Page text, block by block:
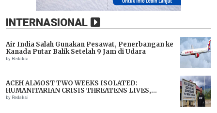
INTERNASIONAL
Air India Salah Gunakan Pesawat, Penerbangan ke
Kanada Putar Balik Setelah 9 Jam di Udara
by Redaksi
ACEH ALMOST TWO WEEKS ISOLATED:
HUMANITARIAN CRISIS THREATENS LIVES,
IMMEDIATE ASSISTANCE URGENTLY NEEDED
by Redaksi